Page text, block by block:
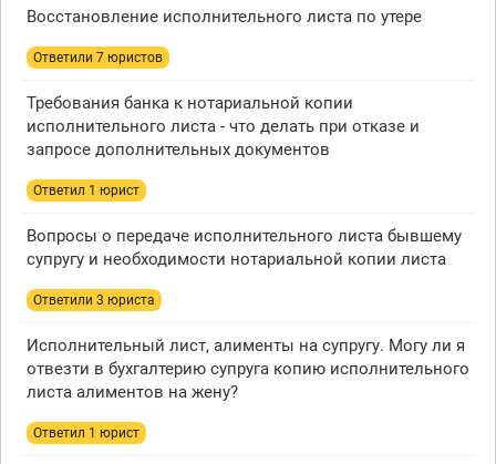
Восстановление исполнительного листа по утере
Ответили 7 юристов
Требования банка к нотариальной копии
исполнительного листа - что делать при отказе и
запросе дополнительных документов
Ответил 1 юрист
Вопросы о передаче исполнительного листа бывшему
супругу и необходимости нотариальной копии листа
Ответили 3 юристa
Исполнительный лист, алименты на супругу. Могу ли я
отвезти в бухгалтерию супруга копию исполнительного
листа алиментов на жену?
Ответил 1 юрист